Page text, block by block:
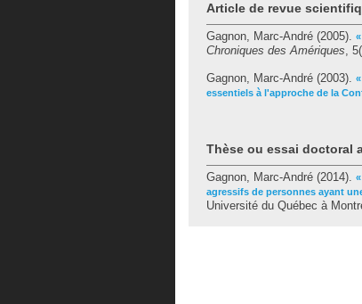
Article de revue
Gagnon, Marc-André (2005).
Chroniques des Amériques,
Gagnon, Marc-André (2003).
essentiels à l'approche de la
Thèse ou essai doctoral
Gagnon, Marc-André (2014).
agressifs de personnes ayant
Université du Québec à